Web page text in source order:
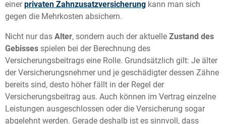
einerprivaten Zahnzusatzversicherung kann man sich
gegen die Mehrkosten absichern.
Nicht nur das Alter, sondern auch der aktuelle Zustand des
Gebisses spielen bei der Berechnung des
Versicherungsbeitrags eine Rolle. Grundsätzlich gilt: Je älter
der Versicherungsnehmer und je geschädigter dessen Zähne
bereits sind, desto höher fällt in der Regel der
Versicherungsbeitrag aus. Auch können im Vertrag einzelne
Leistungen ausgeschlossen oder die Versicherung sogar
abgelehnt werden. Gerade deshalb ist es sinnvoll, dass